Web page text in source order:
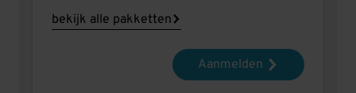
waar dan ook, heb je de nodige ervaring
opgedaan hoe het is om les te geven in de
sneeuw. Waarom zou je die ervaring niet
gebruiken om in andere bestemmingen te
bekijk alle pakketten
Aanmelden